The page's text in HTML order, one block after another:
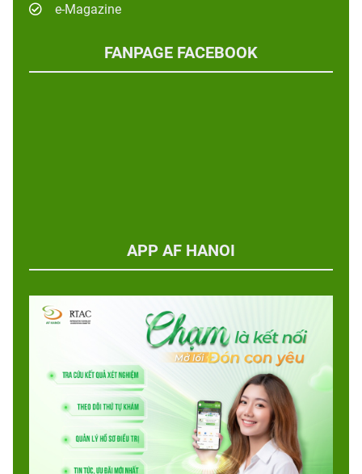
e-Magazine
FANPAGE FACEBOOK
APP AF HANOI